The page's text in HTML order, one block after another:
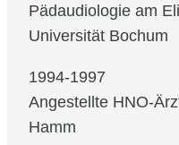
Pädaudiologie am
Universität Bochum
1994-1997
Angestellte HNO-
Hamm